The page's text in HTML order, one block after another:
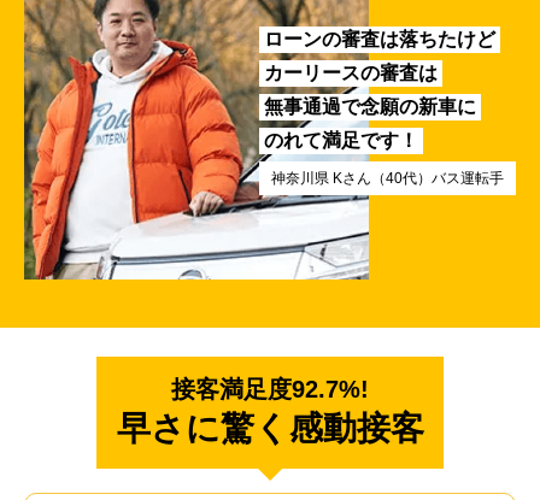
ローンの審査は落ちたけど
カーリースの審査は
無事通過で念願の新車に
のれて満足です！
神奈川県 Kさん（40代）バス運転手
接客満足度92.7%!
早さに驚く感動接客